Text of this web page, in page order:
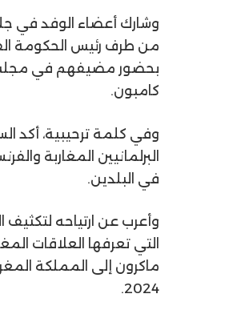
وشارك أعضاء الوفد في
من طرف رئيس الحكومة
بحضور مضيفهم في مجلس
كامبون.
وفي كلمة ترحيبية، أكد
البرلمانيين المغاربة
في البلدين.
وأعرب عن ارتياحه لتكثيف
التي تعرفها العلاقات
ماكرون إلى المملكة
2024
.